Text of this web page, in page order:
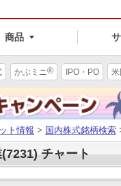
商品
かぶミニ® IPO・PO
ト情報 > 国内株式銘柄検索
チャート